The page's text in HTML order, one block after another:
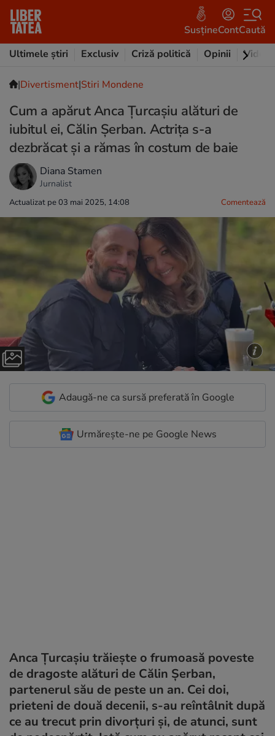
SusțineContCaută
Ultimele știri
Exclusiv Criză politică Opinii Video
|Divertisment|Stiri Mondene
Cum a apărut Anca Țurcașiu alături de
iubitul ei, Călin Șerban. Actrița s-a
dezbrăcat și a rămas în costum de baie
Diana Stamen
Jurnalist
Actualizat pe 03 mai 2025, 14:08 Comentează
Adaugă-ne ca sursă preferată în Google
Urmărește-ne pe Google News
Anca Țurcașiu trăiește o frumoasă poveste
de dragoste alături de Călin Șerban,
partenerul său de peste un an. Cei doi,
prieteni de două decenii, s-au reîntâlnit după
ce au trecut prin divorțuri și, de atunci, sunt